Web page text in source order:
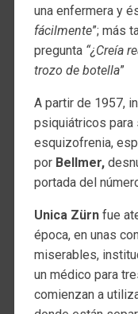
una enfermera y
fácilmente”; más
pregunta “¿Creía
trozo de botella”
A partir de 1957,
psiquiátricos para
esquizofrenia,
por Bellmer,
portada del
Unica Zürnfue
época, en unas
miserables,
un médico para
comienzan a